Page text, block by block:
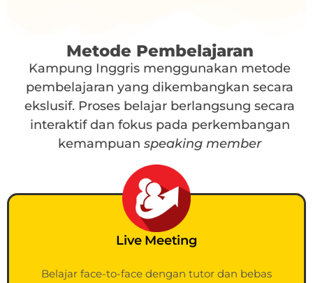
Metode Pembelajaran
Kampung Inggris menggunakan metode
pembelajaran yang dikembangkan secara
ekslusif. Proses belajar berlangsung secara
interaktif dan fokus pada perkembangan
kemampuan speaking member
Live Meeting
Belajar face-to-face dengan tutor dan bebas